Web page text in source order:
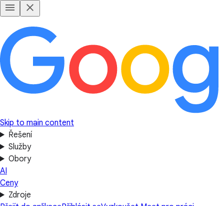
Skip to main content
Řešení
Služby
Obory
AI
Ceny
Zdroje